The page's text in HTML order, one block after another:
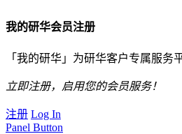
我的研华会员注册
「我的研华」为研华客户专属服务
立即注册，启用您的会员服务！
注册 Log In
Panel Button